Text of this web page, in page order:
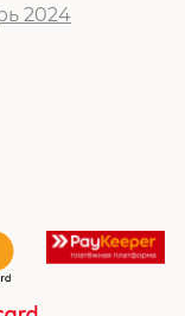
2024